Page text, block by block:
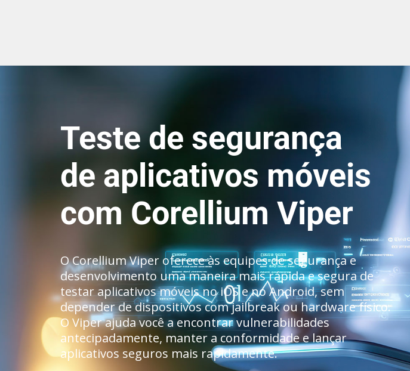
Teste de segurança
de aplicativos móveis
com Corellium Viper
O Corellium Viper oferece às equipes de segurança e
desenvolvimento uma maneira mais rápida e segura de
testar aplicativos móveis no iOS e no Android, sem
depender de dispositivos com jailbreak ou hardware físico.
O Viper ajuda você a encontrar vulnerabilidades
antecipadamente, manter a conformidade e lançar
aplicativos seguros mais rapidamente.